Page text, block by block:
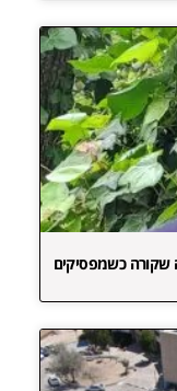
שקורה כשמפסיקים